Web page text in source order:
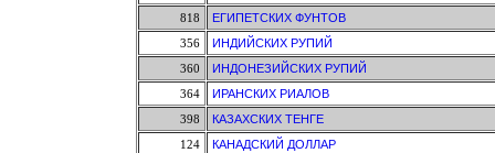
818
ЕГИПЕТСКИХ ФУНТОВ
356
ИНДИЙСКИХ РУПИЙ
360
ИНДОНЕЗИЙСКИХ РУПИЙ
364
ИРАНСКИХ РИАЛОВ
398
КАЗАХСКИХ ТЕНГЕ
124
КАНАДСКИЙ ДОЛЛАР